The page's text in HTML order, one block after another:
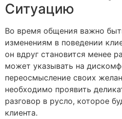
Ситуацию
Во время общения важно
изменениям в поведении
он вдруг становится менее
может указывать на
переосмысление своих
необходимо проявить
разговор в русло, которое
клиента.